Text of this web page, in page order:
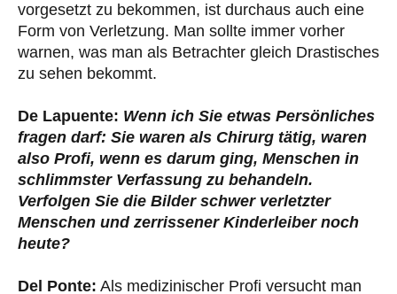
vorgesetzt zu bekommen, ist durchaus auch eine
Form von Verletzung. Man sollte immer vorher
warnen, was man als Betrachter gleich Drastisches
zu sehen bekommt.
De Lapuente: Wenn ich Sie etwas Persönliches
fragen darf: Sie waren als Chirurg tätig, waren
also Profi, wenn es darum ging, Menschen in
schlimmster Verfassung zu behandeln.
Verfolgen Sie die Bilder schwer verletzter
Menschen und zerrissener Kinderleiber noch
heute?
Del Ponte: Als medizinischer Profi versucht man